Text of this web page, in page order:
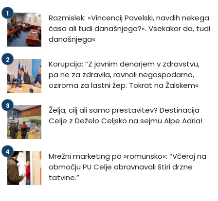
Razmislek: »Vincencij Pavelski, navdih nekega
časa ali tudi današnjega?«. Vsekakor da, tudi
današnjega«
Korupcija: “Z javnim denarjem v zdravstvu,
pa ne za zdravila, ravnali negospodarno,
oziroma za lastni žep. Tokrat na Žalskem«
Želja, cilj ali samo prestavitev? Destinacija
Celje z Deželo Celjsko na sejmu Alpe Adria!
Mrežni marketing po »romunsko«: “Včeraj na
območju PU Celje obravnavali štiri drzne
tatvine.”